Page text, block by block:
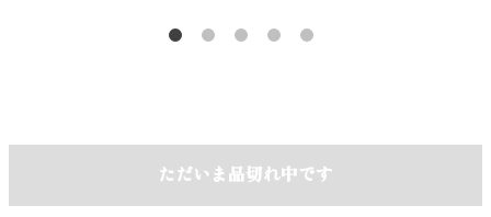
ただいま品切れ中です